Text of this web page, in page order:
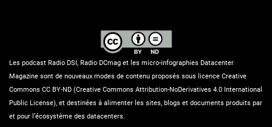
Les podcast Radio DSI, Radio DCmag et les micro-infographies Datacenter
Magazine sont de nouveaux modes de contenu proposés sous licence Creative
Commons CC BY-ND (Creative Commons Attribution-NoDerivatives 4.0 International
Public License), et destinées à alimenter les sites, blogs et documents produits par
et pour l’écosystème des datacenters.